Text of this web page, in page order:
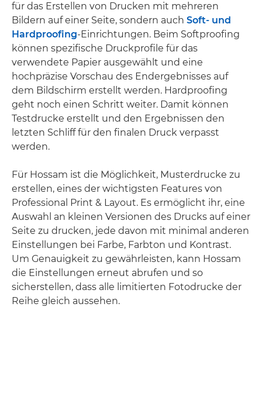
für das Erstellen von Drucken mit mehreren
Bildern auf einer Seite, sondern auch Soft- und
Hardproofing-Einrichtungen. Beim Softproofing
können spezifische Druckprofile für das
verwendete Papier ausgewählt und eine
hochpräzise Vorschau des Endergebnisses auf
dem Bildschirm erstellt werden. Hardproofing
geht noch einen Schritt weiter. Damit können
Testdrucke erstellt und den Ergebnissen den
letzten Schliff für den finalen Druck verpasst
werden.
Für Hossam ist die Möglichkeit, Musterdrucke zu
erstellen, eines der wichtigsten Features von
Professional Print & Layout. Es ermöglicht ihr, eine
Auswahl an kleinen Versionen des Drucks auf einer
Seite zu drucken, jede davon mit minimal anderen
Einstellungen bei Farbe, Farbton und Kontrast.
Um Genauigkeit zu gewährleisten, kann Hossam
die Einstellungen erneut abrufen und so
sicherstellen, dass alle limitierten Fotodrucke der
Reihe gleich aussehen.